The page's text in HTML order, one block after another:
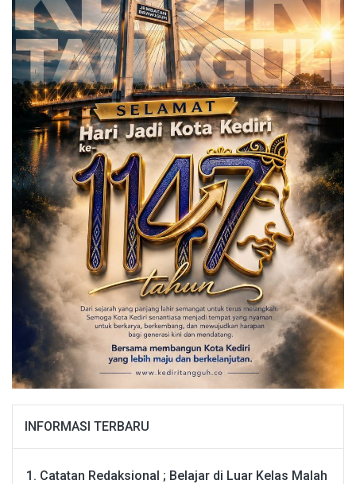
INFORMASI TERBARU
Catatan Redaksional ; Belajar di Luar Kelas Malah